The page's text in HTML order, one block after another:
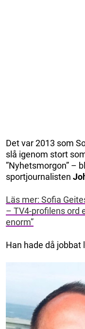
Det var 2013 som
slå igenom stort
”Nyhetsmorgon” –
sportjournalisten
Läs mer: Sofia
– TV4-profilens ord
enorm”
Han hade då jobbat